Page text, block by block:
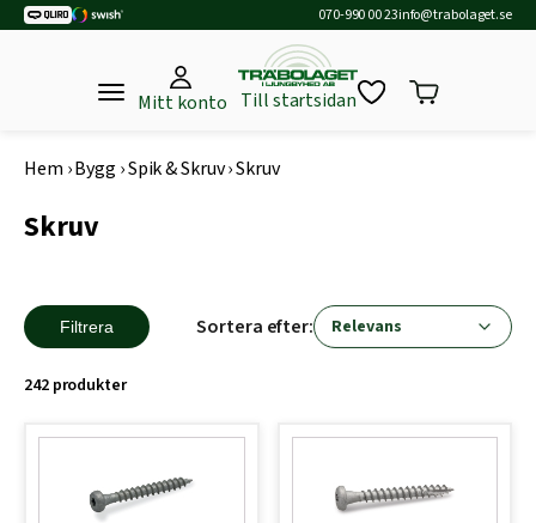
070-990 00 23info@trabolaget.se
Mitt konto Till startsidan
Hem ›Bygg ›Spik & Skruv›Skruv
Skruv
Filtrera Sortera efter:
242 produkter